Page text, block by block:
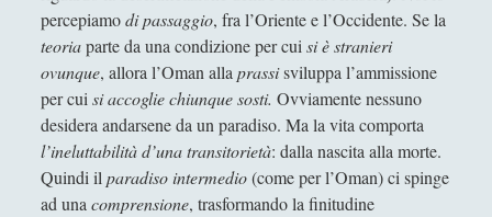
► Saggi
► Scienza(84)
► Storia(144)
► Libri Recensiti(441)
► Random(28)
percepiamodi passaggio, fra l’Oriente e l’Occidente. Se la
teoriaparte da una condizione per cuisi è stranieri
ovunque, allora l’Oman allaprassisviluppa l’ammissione
per cuisi accoglie chiunque sosti.Ovviamente nessuno
desidera andarsene da un paradiso. Ma la vita comporta
l’ineluttabilità d’una transitorietà: dalla nascita alla morte.
Quindi ilparadiso intermedio(come per l’Oman) ci spinge
ad unacomprensione, trasformando la finitudine